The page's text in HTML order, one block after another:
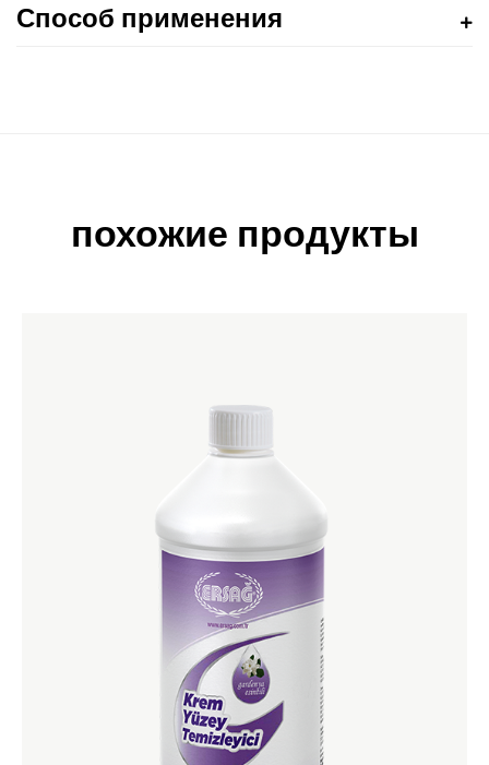
Способ применения
похожие продукты